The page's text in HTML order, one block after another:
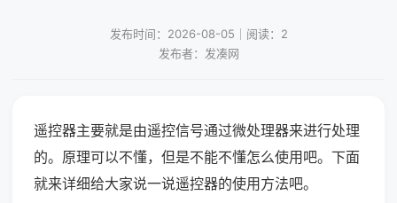
发布时间：2026-08-05｜阅读：2
发布者：发凑网
遥控器主要就是由遥控信号通过微处理器来进行处理
的。原理可以不懂，但是不能不懂怎么使用吧。下面
就来详细给大家说一说遥控器的使用方法吧。